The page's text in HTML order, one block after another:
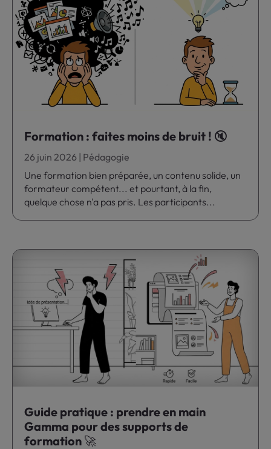
Formation : faites moins de bruit ! 🔇
26 juin 2026 | Pédagogie
Une formation bien préparée, un contenu solide, un
formateur compétent... et pourtant, à la fin,
quelque chose n'a pas pris. Les participants...
Guide pratique : prendre en main
Gamma pour des supports de
formation 🚀